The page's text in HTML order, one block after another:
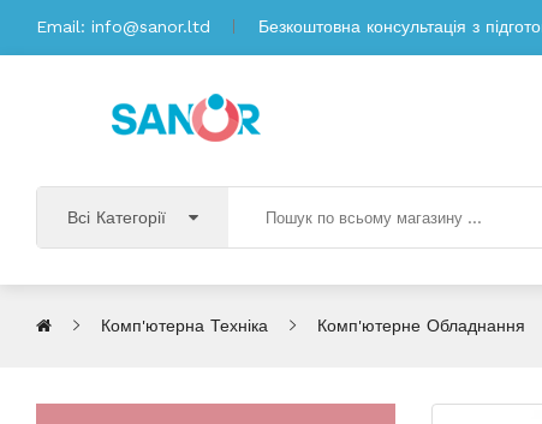
Email: info@sanor.ltd Безкоштовна консультація з
Всі Категорії
Комп'ютерна Техніка Комп'ютерне Обладнання